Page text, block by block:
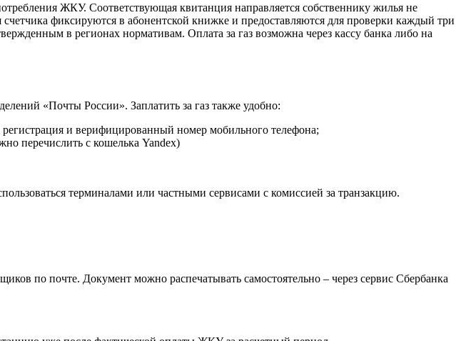
ЖКУ. Соответствующая квитанция направляется собственнику жилья не
фиксируются в абонентской книжке и предоставляются для проверки каждый три
в регионах нормативам. Оплата за газ возможна через кассу банка либо на
«Почты России». Заплатить за газ также удобно:
и верифицированный номер мобильного телефона;
перечислить с кошелька Yandex)
терминалами или частными сервисами с комиссией за транзакцию.
по почте. Документ можно распечатывать самостоятельно – через сервис Сбербанка